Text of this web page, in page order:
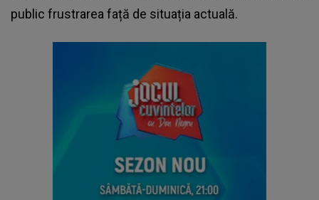
public frustrarea față de situația actuală.